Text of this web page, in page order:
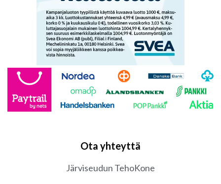
Ota yhteyttä
Järviseudun TehoKone